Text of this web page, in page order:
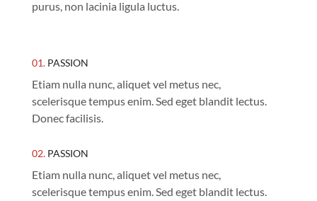
purus, non lacinia ligula luctus.
01.PASSION
Etiam nulla nunc, aliquet vel metus nec,
scelerisque tempus enim. Sed eget blandit lectus.
Donec facilisis.
02.PASSION
Etiam nulla nunc, aliquet vel metus nec,
scelerisque tempus enim. Sed eget blandit lectus.